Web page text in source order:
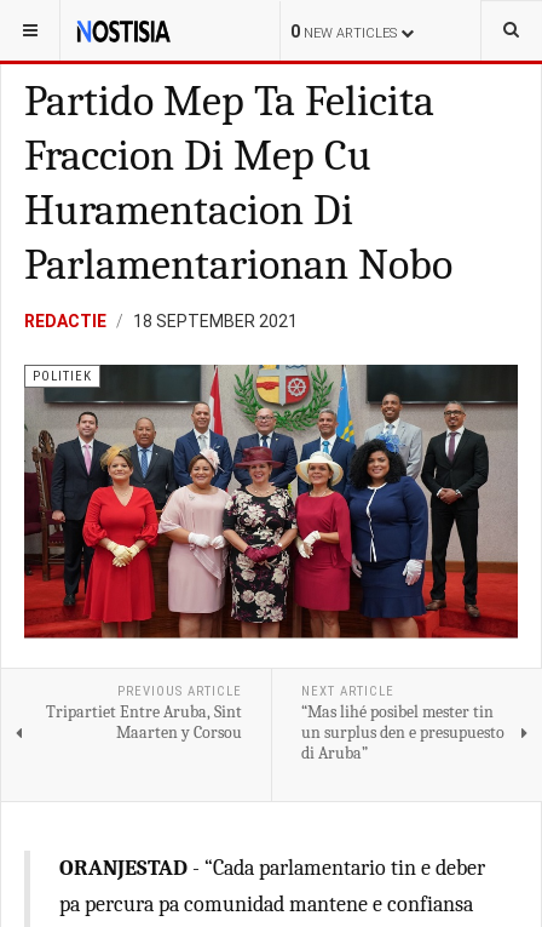
0 NEW ARTICLES
YOU ARE HERE: ARUBA POLITIEK
Partido Mep Ta Felicita
Fraccion Di Mep Cu
Huramentacion Di
Parlamentarionan Nobo
REDACTIE 18 SEPTEMBER 2021
POLITIEK
PREVIOUS ARTICLE
Tripartiet Entre Aruba, Sint
Maarten y Corsou
NEXT ARTICLE
“Mas lihé posibel mester tin
un surplus den e presupuesto
di Aruba”
ORANJESTAD - “Cada parlamentario tin e deber
pa percura pa comunidad mantene e confiansa